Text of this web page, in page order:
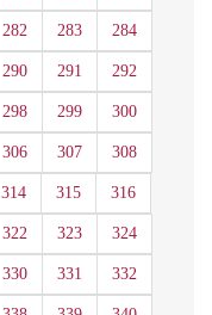
282 283 284
290 291 292
298 299 300
306 307 308
314 315 316
322 323 324
330 331 332